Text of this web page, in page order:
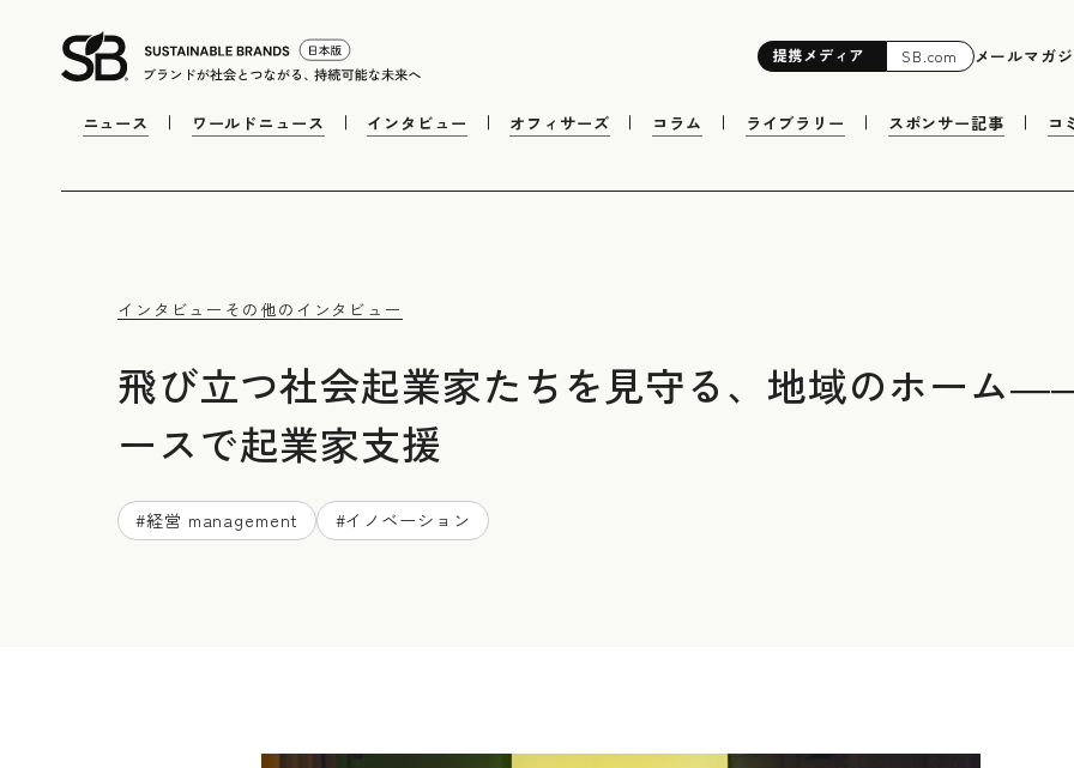
提携メディア SB.com メールマガ
ニュース ワールドニュース インタビュー オフィサーズ コラム ライブラリー スポンサー記事 コ
インタビュー その他のインタビュー
飛び立つ社会起業家たちを見守る、地域のホーム
ースで起業家支援
#経営 management #イノベーション